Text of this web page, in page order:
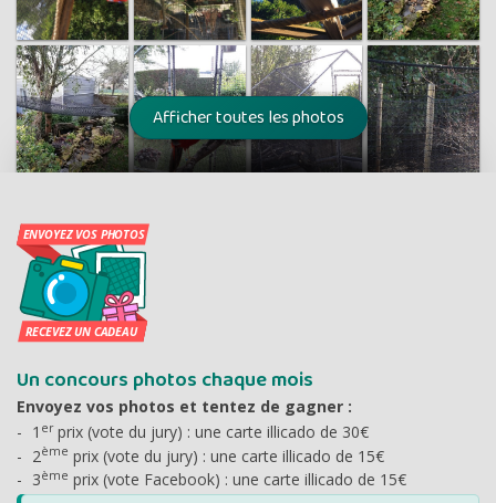
Un concours photos chaque mois
Envoyez vos photos et tentez de gagner :
1 erprix (vote du jury) : une carte illicado de 30€
2ème prix (vote du jury) : une carte illicado de 15€
3ème prix (vote Facebook) : une carte illicado de 15€